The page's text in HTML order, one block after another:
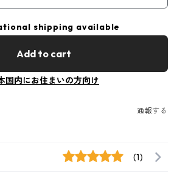
shipping available
Add to cart
国内にお住まいの方向け
通報する
(1)